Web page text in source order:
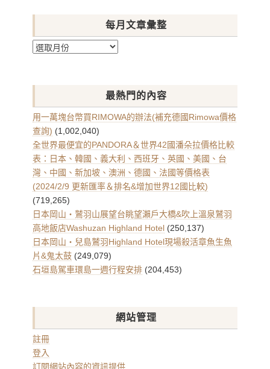
每月文章彙整
每
章
整
最熱門的內容
用一萬塊台幣買RIMOWA的辦法(補充德國Rimowa價格
查詢) (1,002,040)
全世界最便宜的PANDORA＆世界42國潘朵拉價格比較
表：日本、韓國、義大利、西班牙、英國、美國、台
灣、中國、新加坡、澳洲、德國、法國等價格表
(2024/2/9 更新匯率＆排名&增加世界12國比較)
(719,265)
日本岡山・鷲羽山展望台眺望瀨戶大橋&吹上溫泉鷲羽
高地飯店Washuzan Highland Hotel (250,137)
日本岡山・兒島鷲羽Highland Hotel現場殺活章魚生魚
片&鬼太鼓 (249,079)
石垣島駕車環島一週行程安排 (204,453)
網站管理
註冊
登入
訂閱網站內容的資訊提供